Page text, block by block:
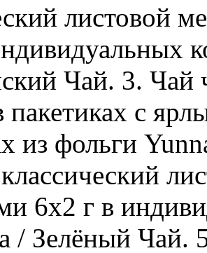
листовой
Чай. 3. Чай
пакетиках с
из фольги
6х2 г в
/ Зелёный